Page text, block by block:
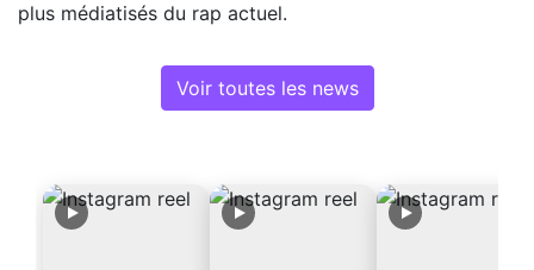
plus médiatisés du rap actuel.
Voir toutes les news